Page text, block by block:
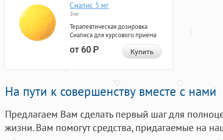
Сиалис 5 мг
5мг
Терапевтическая дозировка
Сиалиса для курсового приема
от 60Р Купить
На пути к совершенству вместе с нами
Предлагаем Вам сделать первый шаг для
жизни. Вам помогут средства, придагаемые на